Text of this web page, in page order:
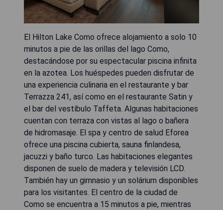
El Hilton Lake Como ofrece alojamiento a solo 10
minutos a pie de las orillas del lago Como,
destacándose por su espectacular piscina infinita
en la azotea. Los huéspedes pueden disfrutar de
una experiencia culinaria en el restaurante y bar
Terrazza 241, así como en el restaurante Satin y
el bar del vestíbulo Taffeta. Algunas habitaciones
cuentan con terraza con vistas al lago o bañera
de hidromasaje. El spa y centro de salud Eforea
ofrece una piscina cubierta, sauna finlandesa,
jacuzzi y baño turco. Las habitaciones elegantes
disponen de suelo de madera y televisión LCD.
También hay un gimnasio y un solárium disponibles
para los visitantes. El centro de la ciudad de
Como se encuentra a 15 minutos a pie, mientras